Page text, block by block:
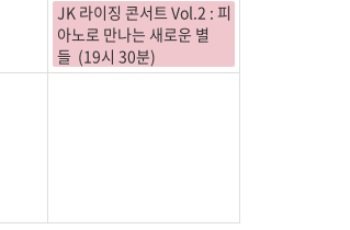
JK 라이징 콘서트 Vol.2 : 피
아노로 만나는 새로운 별
들 (19시 30분)